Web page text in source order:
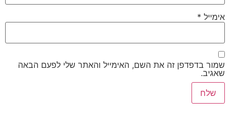
אימייל *
שמור בדפדפן זה את השם, האימייל והאתר שלי לפעם הבאה
שאגיב.